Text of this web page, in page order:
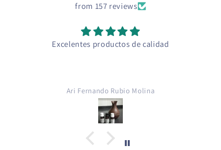
from 157 reviews
Excelentes productos de calidad
Ari Fernando Rubio Molina